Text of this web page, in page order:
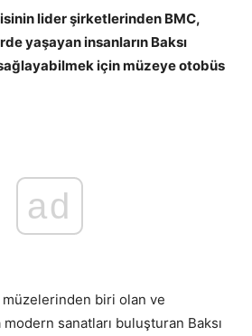
lider şirketlerinden BMC,
yaşayan insanların Baksı
sağlayabilmek için müzeye otobüs
ad
müzelerinden biri olan ve
sanatları buluşturan Baksı